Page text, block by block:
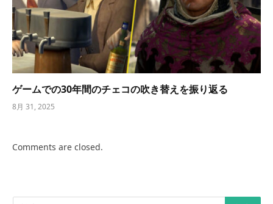
ゲームでの30年間のチェコの吹き替えを振り返る
8月 31, 2025
Comments are closed.